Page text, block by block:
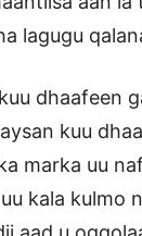
lagugu
dhaafeen
kuu
marka uu
kala kulmo